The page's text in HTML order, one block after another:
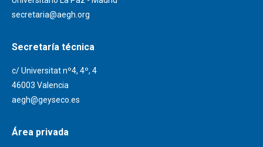
secretaria@aegh.org
Secretaría técnica
c/ Universitat nº4, 4º, 4
46003 Valencia
aegh@geyseco.es
Área privada